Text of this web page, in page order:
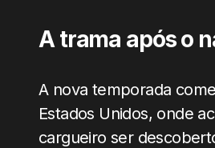
A trama após o
A nova temporada
Estados Unidos, onde
cargueiro ser